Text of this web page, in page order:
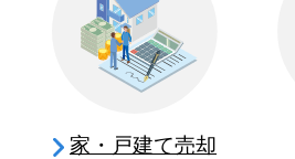
家・戸建て売却